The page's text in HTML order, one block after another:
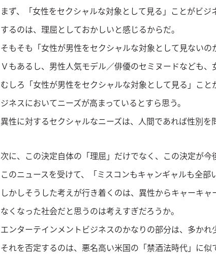
まず、「女性をセクシャルな対象として見る」ことがビ
するのは、理屈としておかしいと感じるからだ。
そもそも「女性が男性をセクシャルな対象として見ない
Ｖもあるし、男性人気モデル／俳優のセミヌードなども、
むしろ「女性が男性をセクシャルな対象として見る」こ
ジネスにおいてニーズが高まっているとすら思う。
異性に対するセクシャルなニーズは、人間であれば性別を
次に、この決定自体の「理屈」だけでなく、この決定が今
このニュースを受けて、「ミスコンもキャンギャルも全部
しかしそうした考えが行き着くのは、異性からキャーキ
なくなった社会だと思うのは考えすぎだろうか。
エンターテインメントビジネスのかなりの部分は、多かれ
それを否定するのは、悪名高い米国の「禁酒法時代」に似